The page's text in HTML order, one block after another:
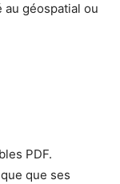
au géospatial ou
PDF.
que ses